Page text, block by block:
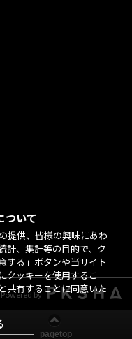
ついて
提供、皆様の興味にあわ
計、集計等の目的で、ク
する」ボタンや当サイト
クッキーを使用するこ
共有することに同意いた
Powered by
pagetop